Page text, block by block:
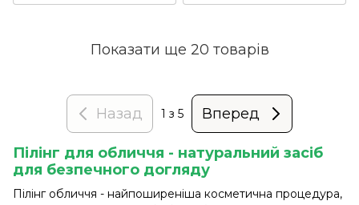
Показати ще 20 товарів
Назад 1 з 5 Вперед
Пілінг для обличчя - натуральний засіб
для безпечного догляду
Пілінг обличчя - найпоширеніша косметична процедура,